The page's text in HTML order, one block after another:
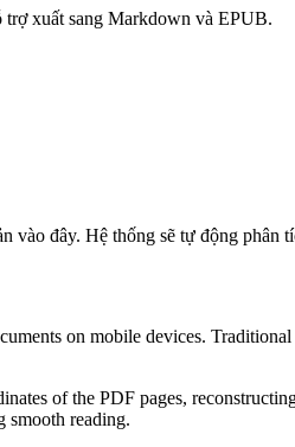
xuất sang Markdown và EPUB.
vào đây. Hệ thống sẽ tự động phân
on mobile devices.
of the PDF pages,
smooth reading.